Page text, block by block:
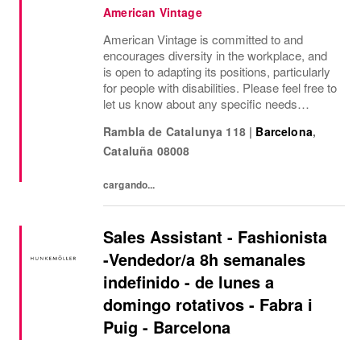
American Vintage
American Vintage is committed to and
encourages diversity in the workplace, and
is open to adapting its positions, particularly
for people with disabilities. Please feel free to
let us know about any specific needs
can provide the most suitable...
Rambla de Catalunya 118 | Barcelona,
Cataluña 08008
cargando...
Sales Assistant - Fashionista
-Vendedor/a 8h semanales
indefinido - de lunes a
domingo rotativos - Fabra i
Puig - Barcelona